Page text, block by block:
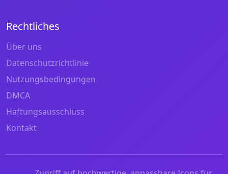
Rechtliches
Über uns
Datenschutzrichtlinie
Nutzungsbedingungen
DMCA
Haftungsausschluss
Kontakt